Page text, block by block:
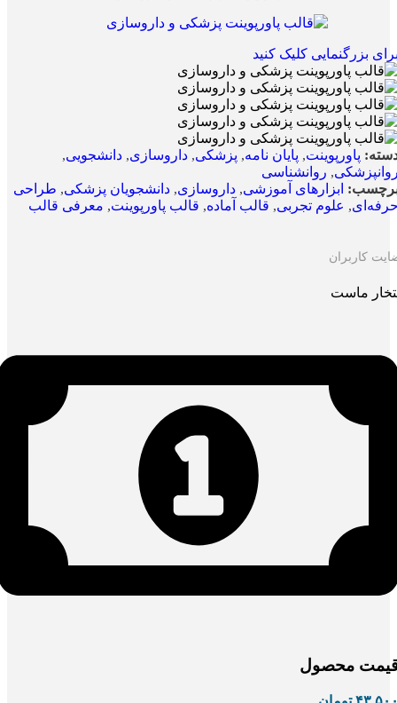
بزرگنمایی کلیک کنید
پاورپوینت, پایان نامه, پزشکی, داروسازی, دانشجویی,
, روانشناسی
ابزارهای آموزشی, داروسازی, دانشجویان پزشکی, طراحی
, علوم تجربی, قالب آماده, قالب پاورپوینت, معرفی قالب
کاربران
ماست
محصول